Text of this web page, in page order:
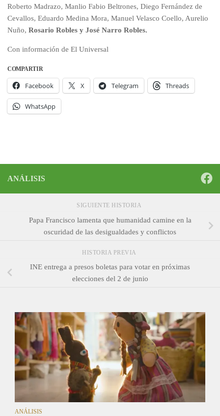
Roberto Madrazo, Manlio Fabio Beltrones, Diego Fernández de
Cevallos, Eduardo Medina Mora, Manuel Velasco Coello, Aurelio
Nuño, Rosario Robles y José Narro Robles.
Con información de El Universal
COMPARTIR
Facebook X Telegram Threads
WhatsApp
ANÁLISIS
SIGUIENTE HISTORIA
Papa Francisco lamenta que humanidad camine en la
oscuridad de las desigualdades y conflictos
HISTORIA PREVIA
INE entrega a presos boletas para votar en próximas
elecciones del 2 de junio
ANÁLISIS